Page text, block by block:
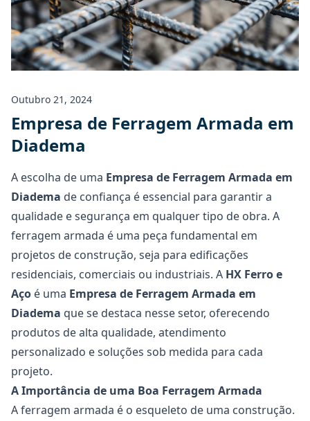
Outubro 21, 2024
Empresa de Ferragem Armada em
Diadema
A escolha de uma Empresa de Ferragem Armada em
Diadema de confiança é essencial para garantir a
qualidade e segurança em qualquer tipo de obra. A
ferragem armada é uma peça fundamental em
projetos de construção, seja para edificações
residenciais, comerciais ou industriais. A HX Ferro e
Aço é uma Empresa de Ferragem Armada em
Diadema que se destaca nesse setor, oferecendo
produtos de alta qualidade, atendimento
personalizado e soluções sob medida para cada
projeto.
A Importância de uma Boa Ferragem Armada
A ferragem armada é o esqueleto de uma construção.